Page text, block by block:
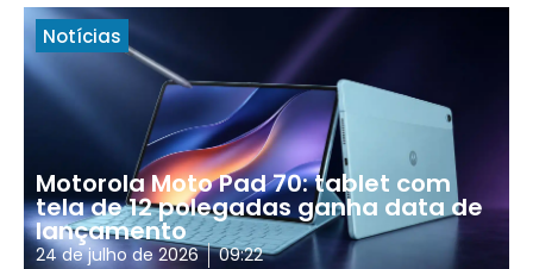
Notícias
Motorola Moto Pad 70: tablet com
tela de 12 polegadas ganha data de
lançamento
24 de julho de 2026 09:22